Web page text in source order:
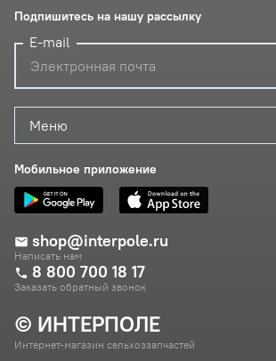
© ИНТЕРПОЛЕ
Интернет-магазин сельхоззапчастей
Меню
Мобильное приложение
shop@interpole.ru
Написать нам
8 800 700 18 17
Заказать обратный звонок
Подпишитесь на нашу рассылку
E-mail